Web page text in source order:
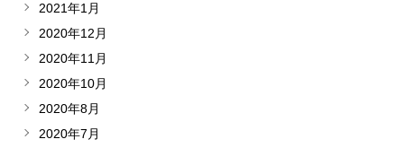
2021年1月
2020年12月
2020年11月
2020年10月
2020年8月
2020年7月